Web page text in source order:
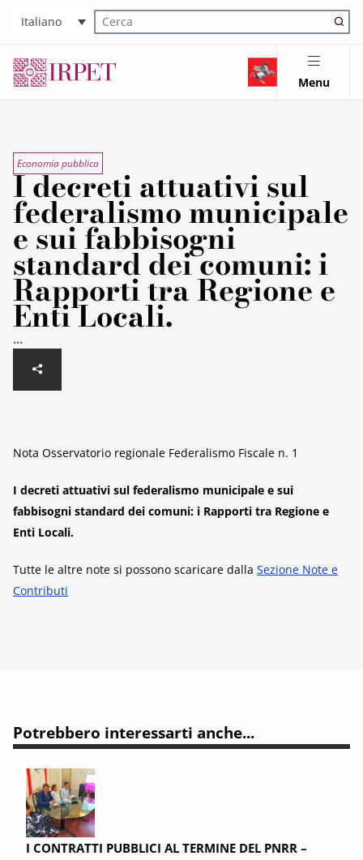
Italiano
Cerca nel sito
Menu
Economia pubblica
I decreti attuativi sul
federalismo municipale
e sui fabbisogni
standard dei comuni: i
Rapporti tra Regione e
Enti Locali.
...
Nota Osservatorio regionale Federalismo Fiscale n. 1
I decreti attuativi sul federalismo municipale e sui
fabbisogni standard dei comuni: i Rapporti tra Regione e
Enti Locali.
Tutte le altre note si possono scaricare dalla Sezione Note e
Contributi
Potrebbero interessarti anche...
I CONTRATTI PUBBLICI AL TERMINE DEL PNRR –